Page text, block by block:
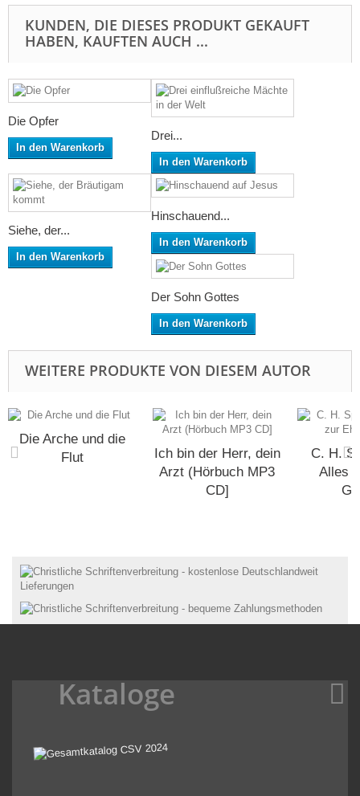
KUNDEN, DIE DIESES PRODUKT GEKAUFT
HABEN, KAUFTEN AUCH ...
Die Opfer
In den Warenkorb
Drei...
In den Warenkorb
Siehe, der...
In den Warenkorb
Hinschauend...
In den Warenkorb
Der Sohn Gottes
In den Warenkorb
WEITERE PRODUKTE VON DIESEM AUTOR
Die Arche und die
Flut
Ich bin der Herr, dein
Arzt (Hörbuch MP3
CD]
C. H.
Alles
Kataloge